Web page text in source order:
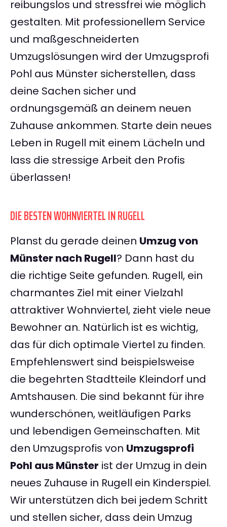
reibungslos und stressfrei wie möglich
gestalten. Mit professionellem Service
und maßgeschneiderten
Umzugslösungen wird der Umzugsprofi
Pohl aus Münster sicherstellen, dass
deine Sachen sicher und
ordnungsgemäß an deinem neuen
Zuhause ankommen. Starte dein neues
Leben in Rugell mit einem Lächeln und
lass die stressige Arbeit den Profis
überlassen!
DIE BESTEN WOHNVIERTEL IN RUGELL
Planst du gerade deinen Umzug von
Münster nach Rugell? Dann hast du
die richtige Seite gefunden. Rugell, ein
charmantes Ziel mit einer Vielzahl
attraktiver Wohnviertel, zieht viele neue
Bewohner an. Natürlich ist es wichtig,
das für dich optimale Viertel zu finden.
Empfehlenswert sind beispielsweise
die begehrten Stadtteile Kleindorf und
Amtshausen. Die sind bekannt für ihre
wunderschönen, weitläufigen Parks
und lebendigen Gemeinschaften. Mit
den Umzugsprofis von Umzugsprofi
Pohl aus Münster ist der Umzug in dein
neues Zuhause in Rugell ein Kinderspiel.
Wir unterstützen dich bei jedem Schritt
und stellen sicher, dass dein Umzug